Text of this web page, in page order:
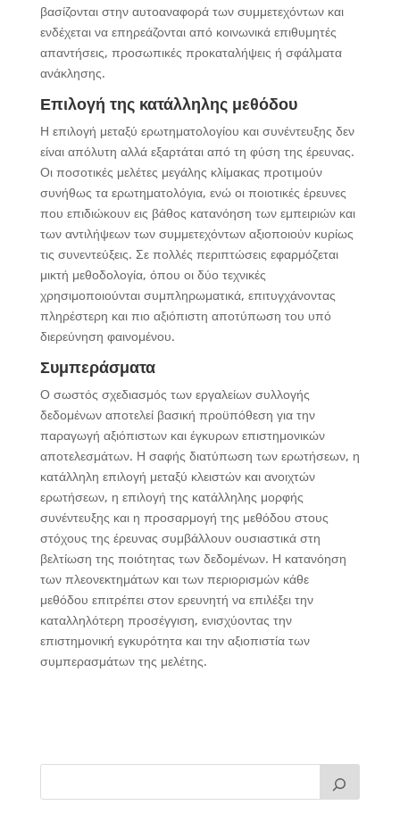
βασίζονται στην αυτοαναφορά των συμμετεχόντων και
ενδέχεται να επηρεάζονται από κοινωνικά επιθυμητές
απαντήσεις, προσωπικές προκαταλήψεις ή σφάλματα
ανάκλησης.
Επιλογή της κατάλληλης μεθόδου
Η επιλογή μεταξύ ερωτηματολογίου και συνέντευξης δεν
είναι απόλυτη αλλά εξαρτάται από τη φύση της έρευνας.
Οι ποσοτικές μελέτες μεγάλης κλίμακας προτιμούν
συνήθως τα ερωτηματολόγια, ενώ οι ποιοτικές έρευνες
που επιδιώκουν εις βάθος κατανόηση των εμπειριών και
των αντιλήψεων των συμμετεχόντων αξιοποιούν κυρίως
τις συνεντεύξεις. Σε πολλές περιπτώσεις εφαρμόζεται
μικτή μεθοδολογία, όπου οι δύο τεχνικές
χρησιμοποιούνται συμπληρωματικά, επιτυγχάνοντας
πληρέστερη και πιο αξιόπιστη αποτύπωση του υπό
διερεύνηση φαινομένου.
Συμπεράσματα
Ο σωστός σχεδιασμός των εργαλείων συλλογής
δεδομένων αποτελεί βασική προϋπόθεση για την
παραγωγή αξιόπιστων και έγκυρων επιστημονικών
αποτελεσμάτων. Η σαφής διατύπωση των ερωτήσεων, η
κατάλληλη επιλογή μεταξύ κλειστών και ανοιχτών
ερωτήσεων, η επιλογή της κατάλληλης μορφής
συνέντευξης και η προσαρμογή της μεθόδου στους
στόχους της έρευνας συμβάλλουν ουσιαστικά στη
βελτίωση της ποιότητας των δεδομένων. Η κατανόηση
των πλεονεκτημάτων και των περιορισμών κάθε
μεθόδου επιτρέπει στον ερευνητή να επιλέξει την
καταλληλότερη προσέγγιση, ενισχύοντας την
επιστημονική εγκυρότητα και την αξιοπιστία των
συμπερασμάτων της μελέτης.